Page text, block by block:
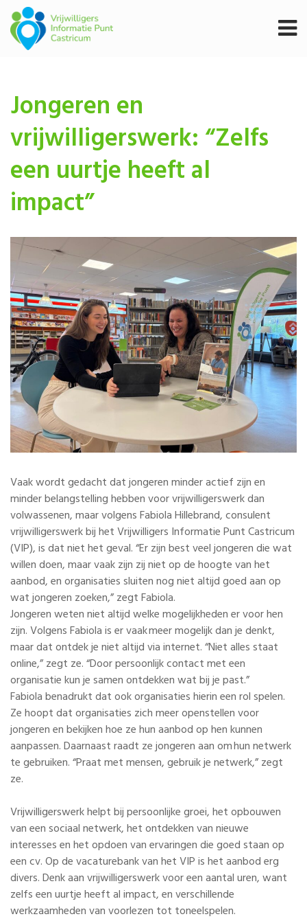
Jongeren en
vrijwilligerswerk: “Zelfs
een uurtje heeft al
impact”
Vaak wordt gedacht dat jongeren minder actief zijn en
minder belangstelling hebben voor vrijwilligerswerk dan
volwassenen, maar volgens Fabiola Hillebrand, consulent
vrijwilligerswerk bij het Vrijwilligers Informatie Punt Castricum
(VIP), is dat niet het geval. “Er zijn best veel jongeren die wat
willen doen, maar vaak zijn zij niet op de hoogte van het
aanbod, en organisaties sluiten nog niet altijd goed aan op
wat jongeren zoeken,” zegt Fabiola.
Jongeren weten niet altijd welke mogelijkheden er voor hen
zijn. Volgens Fabiola is er vaak meer mogelijk dan je denkt,
maar dat ontdek je niet altijd via internet. “Niet alles staat
online,” zegt ze. “Door persoonlijk contact met een
organisatie kun je samen ontdekken wat bij je past.”
Fabiola benadrukt dat ook organisaties hierin een rol spelen.
Ze hoopt dat organisaties zich meer openstellen voor
jongeren en bekijken hoe ze hun aanbod op hen kunnen
aanpassen. Daarnaast raadt ze jongeren aan om hun netwerk
te gebruiken. “Praat met mensen, gebruik je netwerk,” zegt
ze.
Vrijwilligerswerk helpt bij persoonlijke groei, het opbouwen
van een sociaal netwerk, het ontdekken van nieuwe
interesses en het opdoen van ervaringen die goed staan op
een cv. Op de vacaturebank van het VIP is het aanbod erg
divers. Denk aan vrijwilligerswerk voor een aantal uren, want
zelfs een uurtje heeft al impact, en verschillende
werkzaamheden van voorlezen tot toneelspelen.